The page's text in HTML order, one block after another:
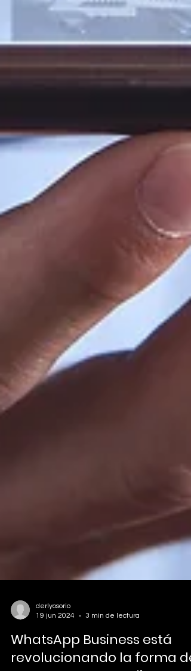
19 jun 2024
3 min de lectura
WhatsApp Business está